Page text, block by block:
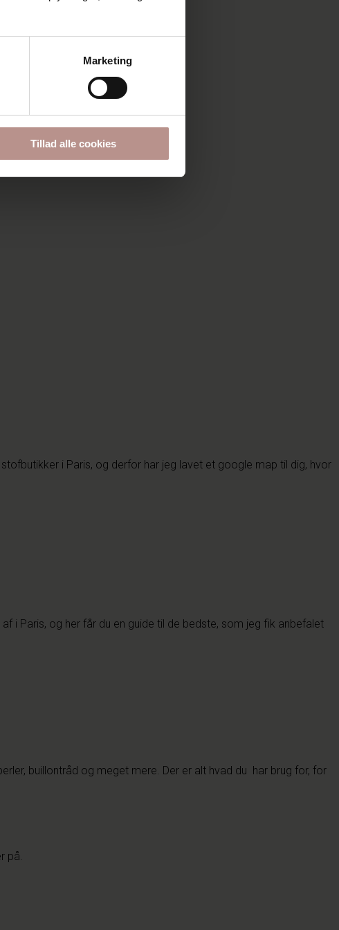
Marketing
Tillad alle cookies
i Paris, og derfor har jeg lavet et google map til dig, hvor
i Paris, og her får du en guide til de bedste, som jeg fik anbefalet
buillontråd og meget mere. Der er alt hvad du har brug for, for
på.